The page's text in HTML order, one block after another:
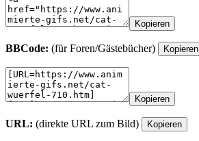
Kopieren
BBCode: (für Foren/Gästebücher) Kopieren
Kopieren
URL: (direkte URL zum Bild) Kopieren